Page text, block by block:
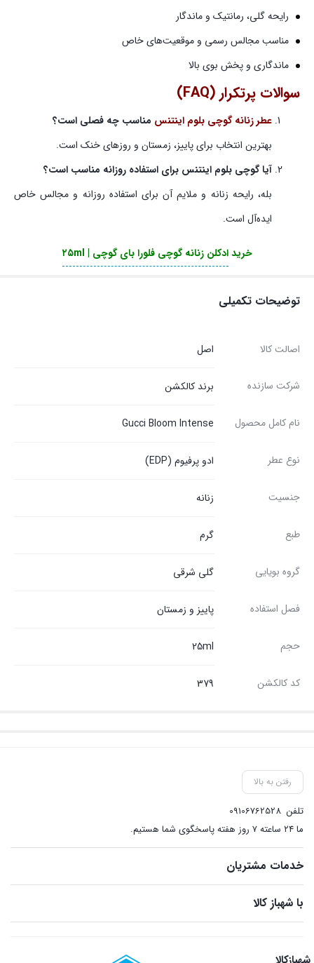
رایحه گلی، رمانتیک و ماندگار
مناسب مجالس رسمی و موقعیت‌های خاص
ماندگاری و پخش بوی بالا
سوالات پرتکرار (FAQ)
عطر زنانه گوچی بلوم اینتنس مناسب چه فصلی است؟
بهترین انتخاب برای پاییز، زمستان و روزهای خنک است.
آیا گوچی بلوم اینتنس برای استفاده روزانه مناسب است؟
بله، رایحه زنانه و ملایم آن برای استفاده روزانه و مجالس خاص
ایده‌آل است.
خریدادکلن زنانه گوچی فلورا بای گوچی | ۲۵ml
توضیحات تکمیلی
اصالت کالا اصل
شرکت سازنده برند کالکشن
نام کامل محصول Gucci Bloom Intense
نوع عطر ادو پرفیوم (EDP)
جنسیت زنانه
طبع گرم
گروه بویایی گلی شرقی
فصل استفاده پاییز و زمستان
حجم 25ml
کد کالکشن 379
رفتن به بالا
تلفن 09106762528
ما ۲۴ ساعته ۷ روز هفته پاسخگوی شما هستیم.
خدمات مشتریان
با شهباز کالا